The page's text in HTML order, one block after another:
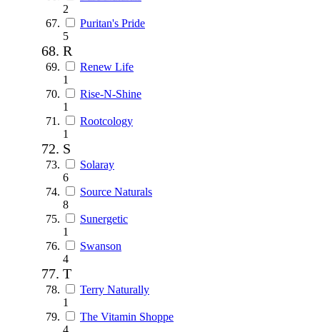
2
Puritan's Pride
5
R
Renew Life
1
Rise-N-Shine
1
Rootcology
1
S
Solaray
6
Source Naturals
8
Sunergetic
1
Swanson
4
T
Terry Naturally
1
The Vitamin Shoppe
4